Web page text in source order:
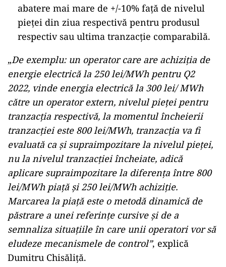
abatere mai mare de +/-10% față de nivelul
pieței din ziua respectivă pentru produsul
respectiv sau ultima tranzacție comparabilă.
„De exemplu: un operator care are achiziția de
energie electrică la 250 lei/MWh pentru Q2
2022, vinde energia electrică la 300 lei/ MWh
către un operator extern, nivelul pieței pentru
tranzacția respectivă, la momentul încheierii
tranzacției este 800 lei/MWh, tranzacția va fi
evaluată ca și supraimpozitare la nivelul pieței,
nu la nivelul tranzacției încheiate, adică
aplicare supraimpozitare la diferența între 800
lei/MWh piață și 250 lei/MWh achiziție.
Marcarea la piață este o metodă dinamică de
păstrare a unei referințe cursive și de a
semnaliza situațiile în care unii operatori vor să
eludeze mecanismele de control”, explică
Dumitru Chisăliță.